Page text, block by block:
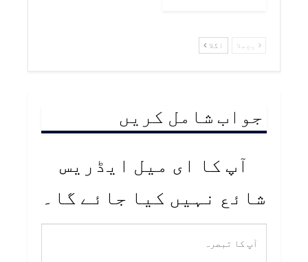
پچھلا اگلا
جواب شامل کریں
آپ کا ای میل ایڈریس
شائع نہیں کیا جائے گا۔